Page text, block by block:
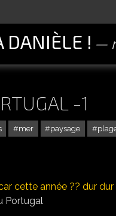
DANIÈLE !
-1
mer paysage
cette année ?? dur dur
Portugal